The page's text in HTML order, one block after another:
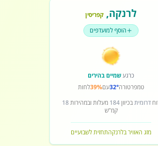
לרנקה, קפריסין
הוסף למועדפים
כרגעשמיים בהירים
טמפרטורה32°עם39%לחות
דרומיתבכיוון184 מעלות ובמהירות18
קמ"ש
מזג האוויר בלרנקהתחזית לשבועיים